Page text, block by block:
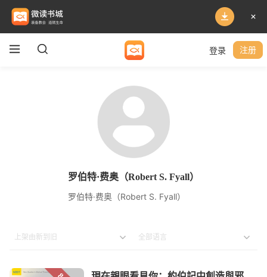
登录 注册
罗伯特·费奥（Robert S. Fyall）
罗伯特·费奥（Robert S. Fyall）